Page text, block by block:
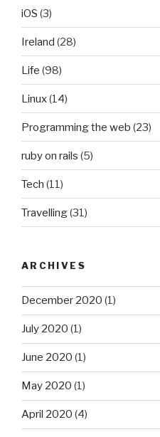
iOS (3)
Ireland (28)
Life (98)
Linux(14)
Programming the web (23)
ruby on rails (5)
Tech (11)
Travelling(31)
ARCHIVES
December 2020 (1)
July 2020 (1)
June 2020 (1)
May 2020 (1)
April 2020 (4)